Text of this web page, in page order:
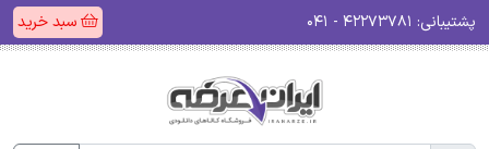
پشتیبانی: سبد خرید